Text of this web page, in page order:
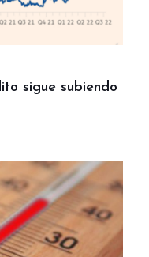
sigue subiendo